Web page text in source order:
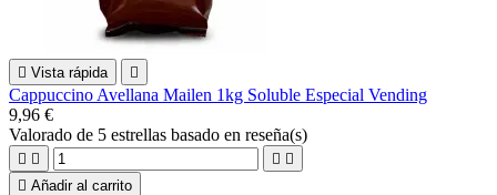
 Vista rápida 
Cappuccino Avellana Mailen 1kg Soluble Especial Vending
9,96 €
Valorado de 5 estrellas basado en reseña(s)
   
 Añadir al carrito